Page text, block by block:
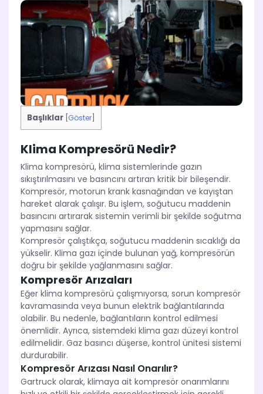
Başlıklar Göster
Klima Kompresörü Nedir?
Klima kompresörü, klima sistemlerinde gazın
sıkıştırılmasını ve basıncını artıran kritik bir bileşendir.
Kompresör, motorun krank kasnağından ve kayıştan
hareket alarak çalışır. Bu işlem, soğutucu maddenin
basıncını artırarak sistemin verimli bir şekilde soğutma
yapmasını sağlar.
Kompresör çalıştıkça, soğutucu maddenin sıcaklığı da
yükselir. Klima gazı içinde bulunan yağ, kompresörün
doğru bir şekilde yağlanmasını sağlar.
Kompresör Arızaları
Eğer klima kompresörü çalışmıyorsa, sorun kompresör
kavramasında veya bunun elektrik bağlantılarında
olabilir. Bu nedenle, bağlantıların kontrol edilmesi
önemlidir. Ayrıca, sistemdeki klima gazı düzeyi kontrol
edilmelidir. Gaz basıncı düşerse, kontrol ünitesi sistemi
durdurabilir.
Kompresör Arızası Nasıl Onarılır?
Gartruck olarak, klimaya ait kompresör onarımlarını